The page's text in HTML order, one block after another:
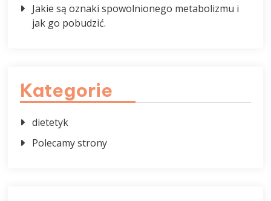
Jakie są oznaki spowolnionego metabolizmu i
jak go pobudzić.
Kategorie
dietetyk
Polecamy strony